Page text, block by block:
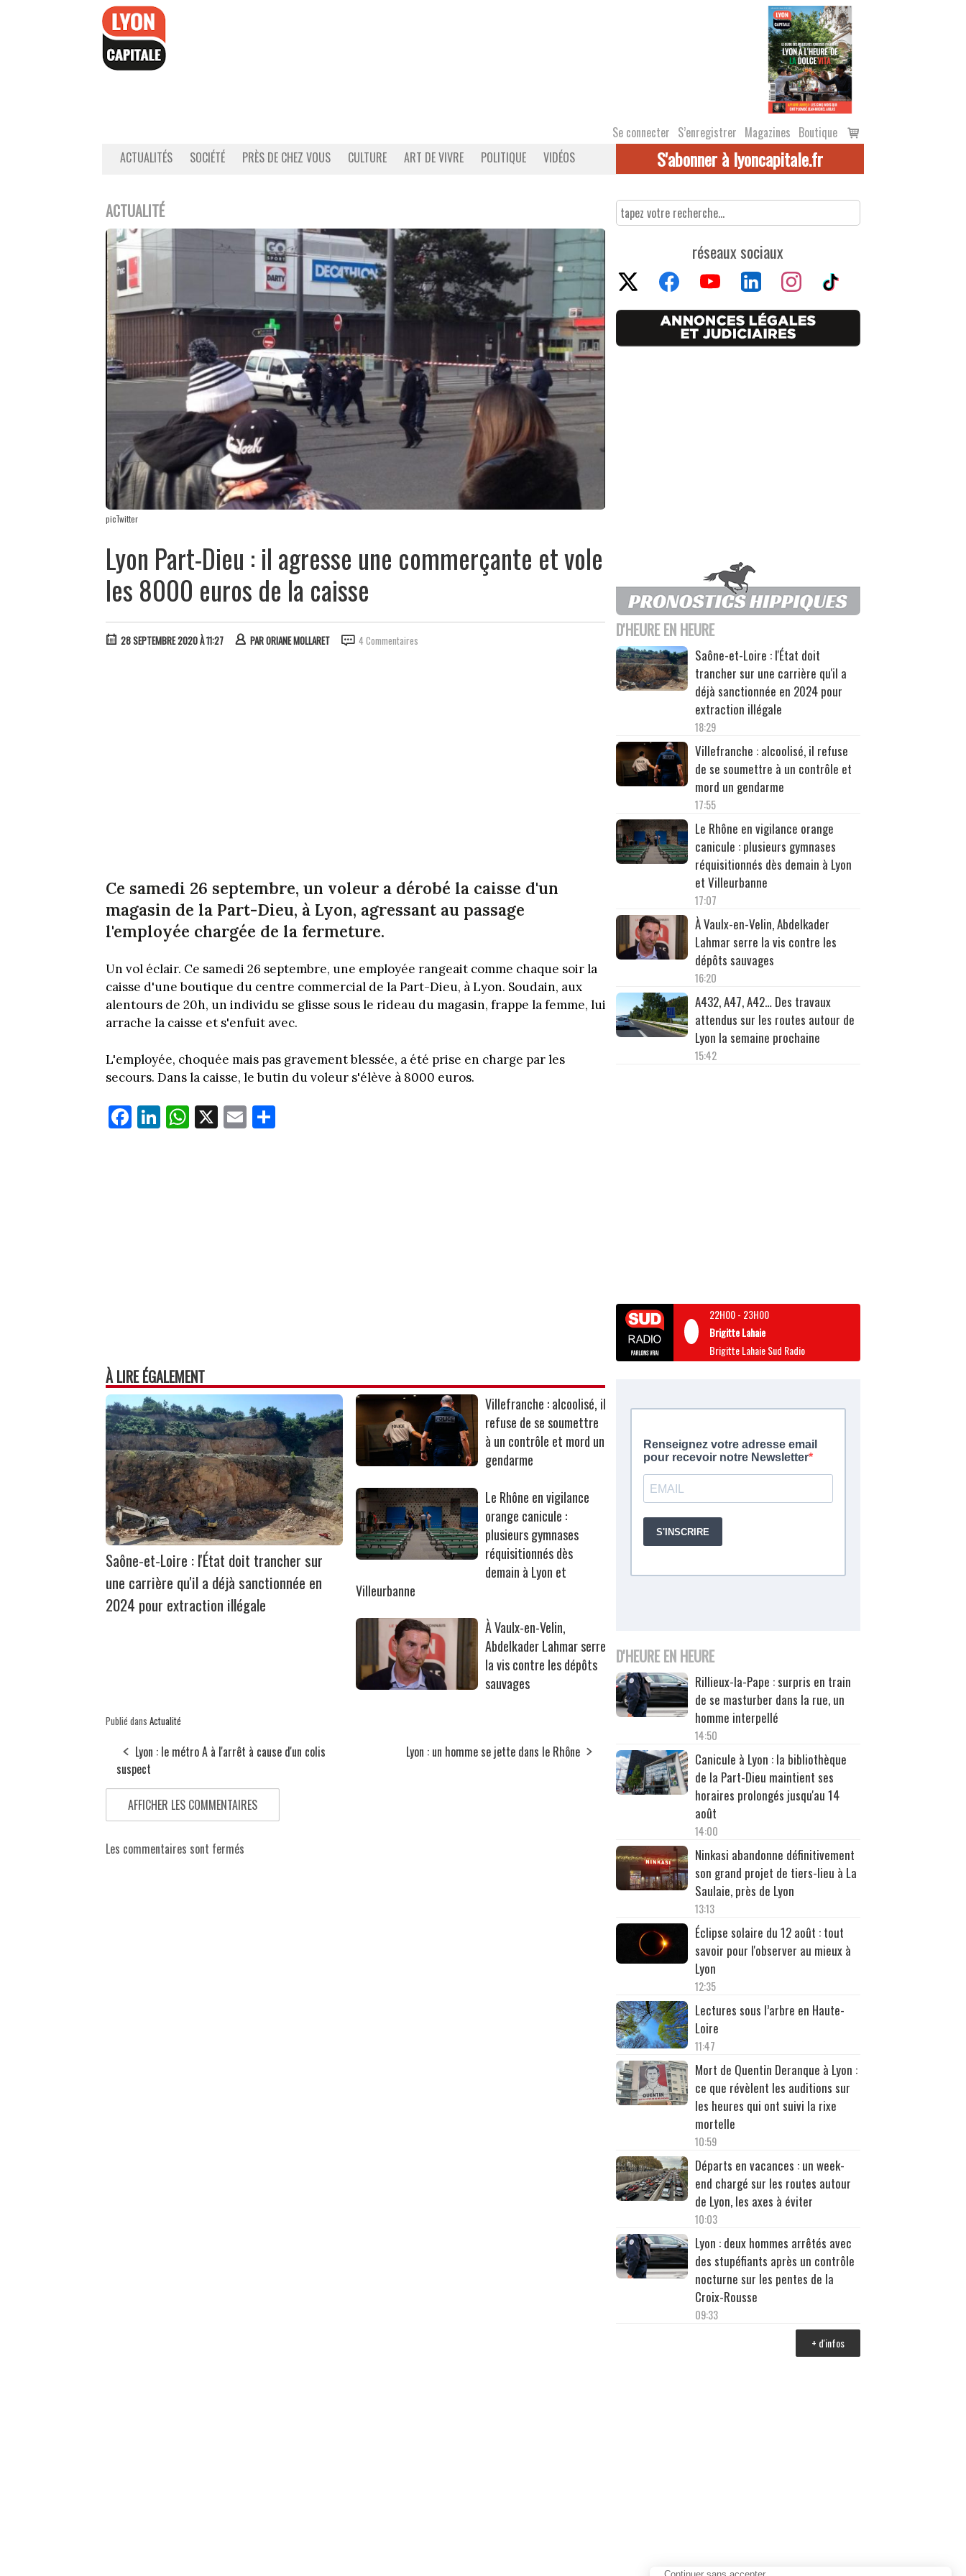
Se connecter S’enregistrer Magazines Boutique
Voir
le
ACTUALITÉS SOCIÉTÉ PRÈS DE CHEZ VOUS CULTURE ART DE VIVRE POLITIQUE VIDÉOS S'abonner à lyoncapitale.fr
ACTUALITÉ
picTwitter
Lyon Part-Dieu : il agresse une commerçante et vole
les 8000 euros de la caisse
28 SEPTEMBRE 2020 À 11:27 PARORIANE MOLLARET 4 Commentaires
Ce samedi 26 septembre, un voleur a dérobé la caisse d'un
magasin de la Part-Dieu, à Lyon, agressant au passage
l'employée chargée de la fermeture.
Un vol éclair. Ce samedi 26 septembre, une employée rangeait comme chaque soir la
caisse d'une boutique du centre commercial de la Part-Dieu, à Lyon. Soudain, aux
alentours de 20h, un individu se glisse sous le rideau du magasin, frappe la femme, lui
arrache la caisse et s'enfuit avec.
L'employée, choquée mais pas gravement blessée, a été prise en charge par les
secours. Dans la caisse, le butin du voleur s'élève à 8000 euros.
Fa
ce
Li
nk
W
ha
X E
m
À LIRE ÉGALEMENT
Saône-et-Loire : l'État doit trancher sur
une carrière qu'il a déjà sanctionnée en
2024 pour extraction illégale
Villefranche : alcoolisé, il
refuse de se soumettre
à un contrôle et mord un
gendarme
Le Rhône en vigilance
orange canicule :
plusieurs gymnases
réquisitionnés dès
demain à Lyon et
Villeurbanne
À Vaulx-en-Velin,
Abdelkader Lahmar serre
la vis contre les dépôts
sauvages
Publié dans Actualité
Lyon : le métro A à l'arrêt à cause d'un colis
suspect
Lyon : un homme se jette dans le Rhône
AFFICHER LES COMMENTAIRES
Les commentaires sont fermés
réseaux sociaux
D'HEURE EN HEURE
Saône-et-Loire : l'État doit
trancher sur une carrière qu'il a
déjà sanctionnée en 2024 pour
extraction illégale
18:29
Villefranche : alcoolisé, il refuse
de se soumettre à un contrôle et
mord un gendarme
17:55
Le Rhône en vigilance orange
canicule : plusieurs gymnases
réquisitionnés dès demain à Lyon
et Villeurbanne
17:07
À Vaulx-en-Velin, Abdelkader
Lahmar serre la vis contre les
dépôts sauvages
16:20
A432, A47, A42… Des travaux
attendus sur les routes autour de
Lyon la semaine prochaine
15:42
22H00- 23H00
Brigitte Lahaie
Brigitte Lahaie Sud Radio
D'HEURE EN HEURE
Rillieux-la-Pape : surpris en train
de se masturber dans la rue, un
homme interpellé
14:50
Canicule à Lyon : la bibliothèque
de la Part-Dieu maintient ses
horaires prolongés jusqu'au 14
août
14:00
Ninkasi abandonne définitivement
son grand projet de tiers-lieu à La
Saulaie, près de Lyon
13:13
Éclipse solaire du 12 août : tout
savoir pour l'observer au mieux à
Lyon
12:35
Lectures sous l’arbre en Haute-
Loire
11:47
Mort de Quentin Deranque à Lyon :
ce que révèlent les auditions sur
les heures qui ont suivi la rixe
mortelle
10:59
Départs en vacances : un week-
end chargé sur les routes autour
de Lyon, les axes à éviter
10:03
Lyon : deux hommes arrêtés avec
des stupéfiants après un contrôle
nocturne sur les pentes de la
Croix-Rousse
09:33
+ d'infos